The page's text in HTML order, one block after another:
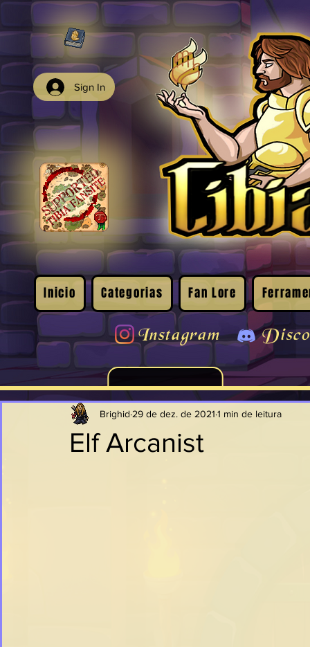
Sign In
Inicio Categorias Fan Lore
Instagram
Elf Arcanist
Brighid 29 de dez. de 2021 1 min de leitura